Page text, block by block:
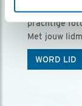
Vogels is
prachtige
Met jouw
WORD LID